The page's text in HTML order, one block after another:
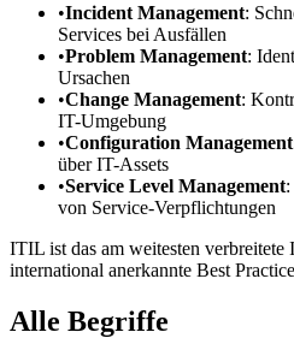
•Incident Management:
Services bei Ausfällen
•Problem Management:
Ursachen
•Change Management:
IT-Umgebung
•Configuration Management
über IT-Assets
•Service Level Management
von Service-Verpflichtungen
ITIL ist das am weitesten
international anerkannte Best
Alle Begriffe